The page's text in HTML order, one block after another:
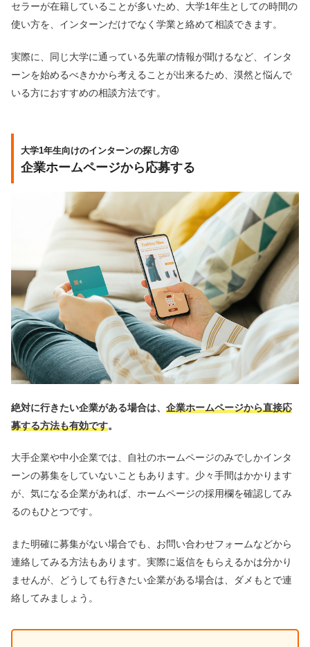
セラーが在籍していることが多いため、大学1年生としての時間の
使い方を、インターンだけでなく学業と絡めて相談できます。
実際に、同じ大学に通っている先輩の情報が聞けるなど、インタ
ーンを始めるべきかから考えることが出来るため、漠然と悩んで
いる方におすすめの相談方法です。
大学1年生向けのインターンの探し方④
企業ホームページから応募する
絶対に行きたい企業がある場合は、 企業ホームページから直接応
募する方法も有効です。
大手企業や中小企業では、自社のホームページのみでしかインタ
ーンの募集をしていないこともあります。少々手間はかかります
が、気になる企業があれば、ホームページの採用欄を確認してみ
るのもひとつです。
また明確に募集がない場合でも、お問い合わせフォームなどから
連絡してみる方法もあります。実際に返信をもらえるかは分かり
ませんが、どうしても行きたい企業がある場合は、ダメもとで連
絡してみましょう。